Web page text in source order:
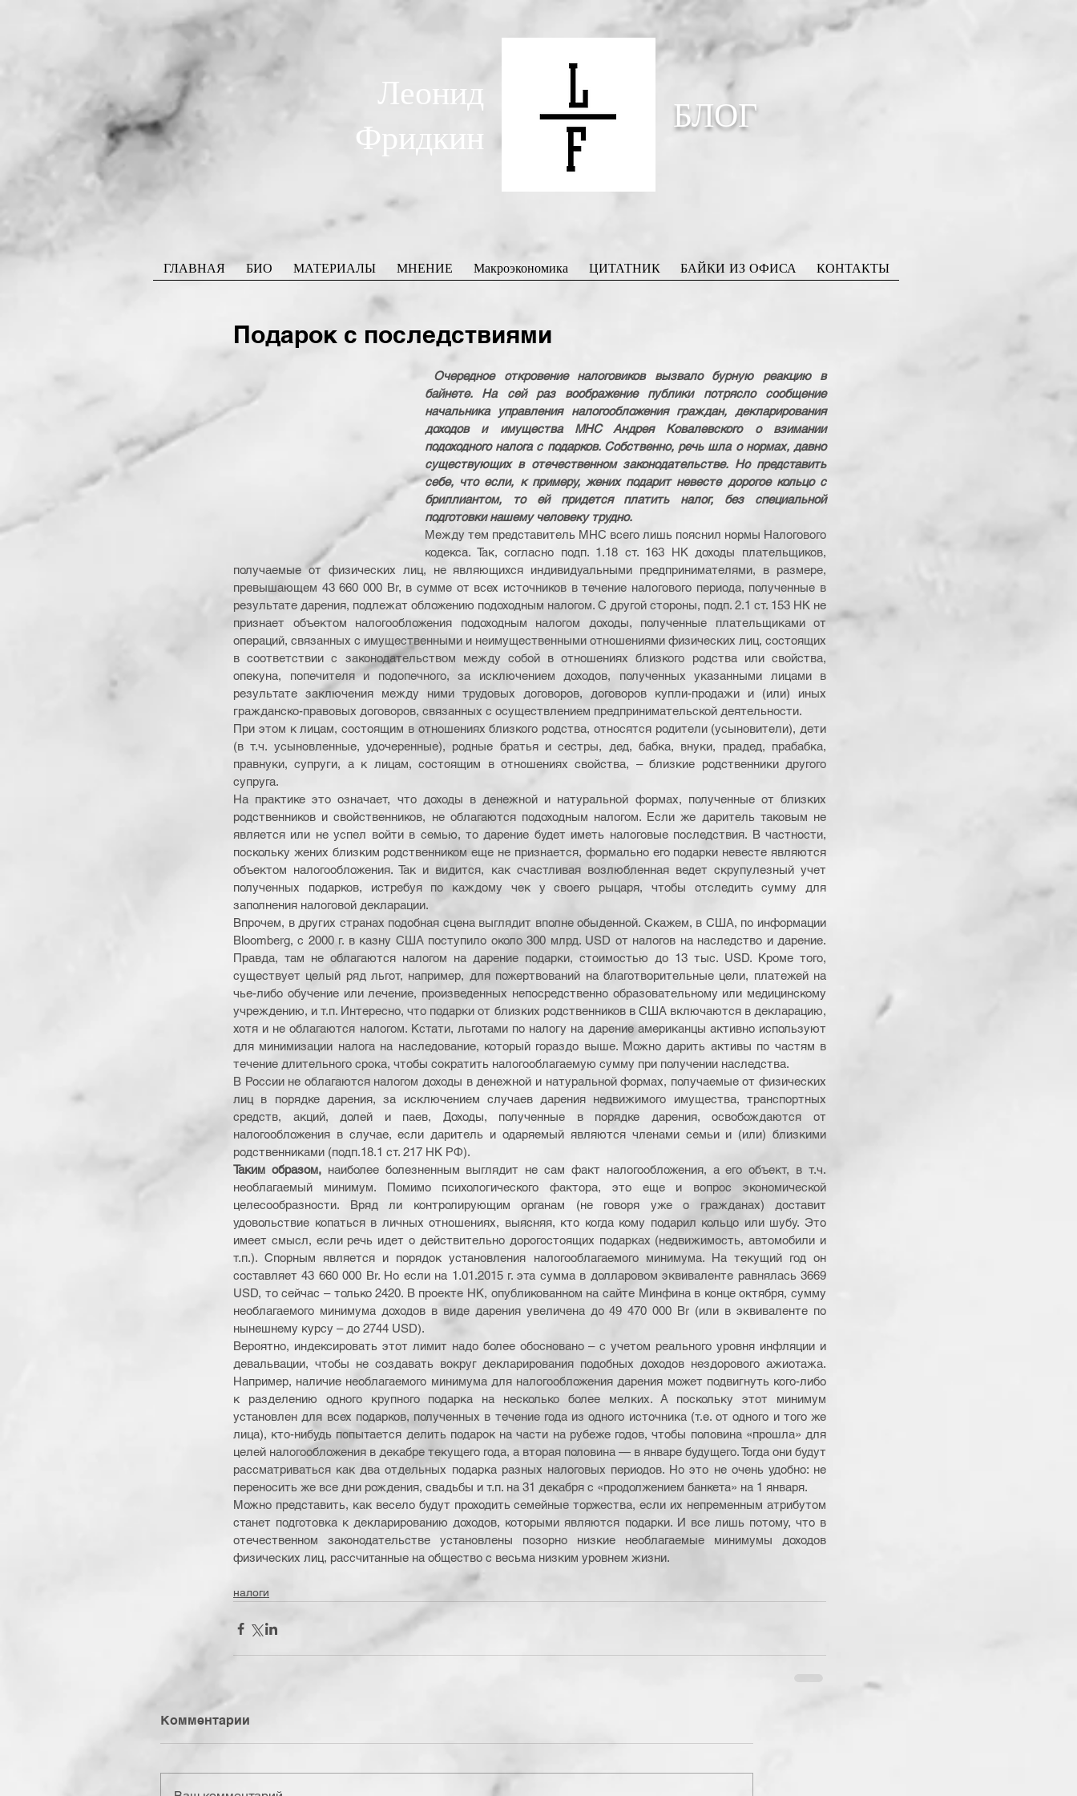
Леонид
Фридкин
БЛОГ
ГЛАВНАЯ БИО МАТЕРИАЛЫ МНЕНИЕ Макроэкономика ЦИТАТНИК БАЙКИ ИЗ ОФИСА КОНТАКТЫ
Подарок с последствиями
Очередное откровение налоговиков вызвало бурную реакцию в
байнете. На сей раз воображение публики потрясло сообщение
начальника управления налогообложения граждан, декларирования
доходов и имущества МНС Андрея Ковалевского о взимании
подоходного налога с подарков. Собственно, речь шла о нормах, давно
существующих в отечественном законодательстве. Но представить
себе, что если, к примеру, жених подарит невесте дорогое кольцо с
бриллиантом, то ей придется платить налог, без специальной
подготовки нашему человеку трудно.
Между тем представитель МНС всего лишь пояснил нормы Налогового
кодекса. Так, согласно подп. 1.18 ст. 163 НК доходы плательщиков,
получаемые от физических лиц, не являющихся индивидуальными предпринимателями, в размере,
превышающем 43 660 000 Br, в сумме от всех источников в течение налогового периода, полученные в
результате дарения, подлежат обложению подоходным налогом. С другой стороны, подп. 2.1 ст. 153 НК не
признает объектом налогообложения подоходным налогом доходы, полученные плательщиками от
операций, связанных с имущественными и неимущественными отношениями физических лиц, состоящих
в соответствии с законодательством между собой в отношениях близкого родства или свойства,
опекуна, попечителя и подопечного, за исключением доходов, полученных указанными лицами в
результате заключения между ними трудовых договоров, договоров купли-продажи и (или) иных
гражданско-правовых договоров, связанных с осуществлением предпринимательской деятельности.
При этом к лицам, состоящим в отношениях близкого родства, относятся родители (усыновители), дети
(в т.ч. усыновленные, удочеренные), родные братья и сестры, дед, бабка, внуки, прадед, прабабка,
правнуки, супруги, а к лицам, состоящим в отношениях свойства, – близкие родственники другого
супруга.
На практике это означает, что доходы в денежной и натуральной формах, полученные от близких
родственников и свойственников, не облагаются подоходным налогом. Если же даритель таковым не
является или не успел войти в семью, то дарение будет иметь налоговые последствия. В частности,
поскольку жених близким родственником еще не признается, формально его подарки невесте являются
объектом налогообложения. Так и видится, как счастливая возлюбленная ведет скрупулезный учет
полученных подарков, истребуя по каждому чек у своего рыцаря, чтобы отследить сумму для
заполнения налоговой декларации.
Впрочем, в других странах подобная сцена выглядит вполне обыденной. Скажем, в США, по информации
Bloomberg, с 2000 г. в казну США поступило около 300 млрд. USD от налогов на наследство и дарение.
Правда, там не облагаются налогом на дарение подарки, стоимостью до 13 тыс. USD. Кроме того,
существует целый ряд льгот, например, для пожертвований на благотворительные цели, платежей на
чье-либо обучение или лечение, произведенных непосредственно образовательному или медицинскому
учреждению, и т.п. Интересно, что подарки от близких родственников в США включаются в декларацию,
хотя и не облагаются налогом. Кстати, льготами по налогу на дарение американцы активно используют
для минимизации налога на наследование, который гораздо выше. Можно дарить активы по частям в
течение длительного срока, чтобы сократить налогооблагаемую сумму при получении наследства.
В России не облагаются налогом доходы в денежной и натуральной формах, получаемые от физических
лиц в порядке дарения, за исключением случаев дарения недвижимого имущества, транспортных
средств, акций, долей и паев, Доходы, полученные в порядке дарения, освобождаются от
налогообложения в случае, если даритель и одаряемый являются членами семьи и (или) близкими
родственниками (подп.18.1 ст. 217 НК РФ).
Таким образом, наиболее болезненным выглядит не сам факт налогообложения, а его объект, в т.ч.
необлагаемый минимум. Помимо психологического фактора, это еще и вопрос экономической
целесообразности. Вряд ли контролирующим органам (не говоря уже о гражданах) доставит
удовольствие копаться в личных отношениях, выясняя, кто когда кому подарил кольцо или шубу. Это
имеет смысл, если речь идет о действительно дорогостоящих подарках (недвижимость, автомобили и
т.п.). Спорным является и порядок установления налогооблагаемого минимума. На текущий год он
составляет 43 660 000 Br. Но если на 1.01.2015 г. эта сумма в долларовом эквиваленте равнялась 3669
USD, то сейчас – только 2420. В проекте НК, опубликованном на сайте Минфина в конце октября, сумму
необлагаемого минимума доходов в виде дарения увеличена до 49 470 000 Br (или в эквиваленте по
нынешнему курсу – до 2744 USD).
Вероятно, индексировать этот лимит надо более обосновано – с учетом реального уровня инфляции и
девальвации, чтобы не создавать вокруг декларирования подобных доходов нездорового ажиотажа.
Например, наличие необлагаемого минимума для налогообложения дарения может подвигнуть кого-либо
к разделению одного крупного подарка на несколько более мелких. А поскольку этот минимум
установлен для всех подарков, полученных в течение года из одного источника (т.е. от одного и того же
лица), кто-нибудь попытается делить подарок на части на рубеже годов, чтобы половина «прошла» для
целей налогообложения в декабре текущего года, а вторая половина — в январе будущего. Тогда они будут
рассматриваться как два отдельных подарка разных налоговых периодов. Но это не очень удобно: не
переносить же все дни рождения, свадьбы и т.п. на 31 декабря с «продолжением банкета» на 1 января.
Можно представить, как весело будут проходить семейные торжества, если их непременным атрибутом
станет подготовка к декларированию доходов, которыми являются подарки. И все лишь потому, что в
отечественном законодательстве установлены позорно низкие необлагаемые минимумы доходов
физических лиц, рассчитанные на общество с весьма низким уровнем жизни.
налоги
Комментарии